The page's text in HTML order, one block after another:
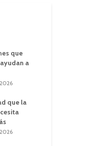
que
a
que la